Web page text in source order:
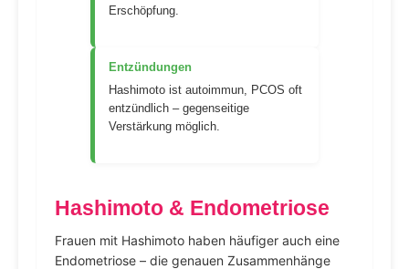
Erschöpfung.
Entzündungen
Hashimoto ist autoimmun, PCOS oft
entzündlich – gegenseitige
Verstärkung möglich.
Hashimoto & Endometriose
Frauen mit Hashimoto haben häufiger auch eine
Endometriose – die genauen Zusammenhänge